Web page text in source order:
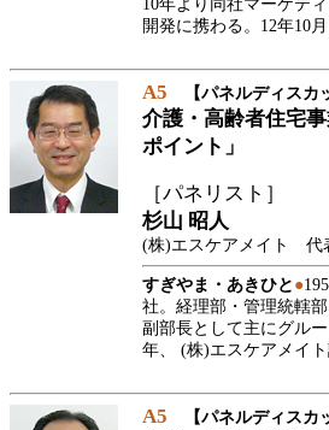
10年より同社マーケテ
開発に携わる。12年10
A5 【パネルディスカ
介護・高齢者住宅
ポイント」
［パネリスト］
杉山 昭人
(株)エスケアメイト 代
すぎやま・あきひと ●
社。経理部・管理統轄
副部長として主にグル
年、 (株)エスケアメイ
A5 【パネルディスカ